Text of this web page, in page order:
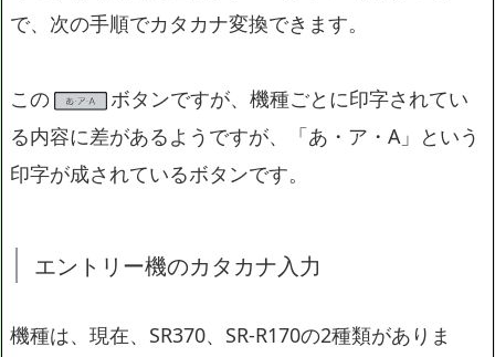
で、次の手順でカタカナ変換できます。
この
ボタンですが、機種ごとに印字されてい
る内容に差があるようですが、「あ・ア・A」という
印字が成されているボタンです。
エントリー機のカタカナ入力
機種は、現在、SR370、SR-R170の2種類がありま